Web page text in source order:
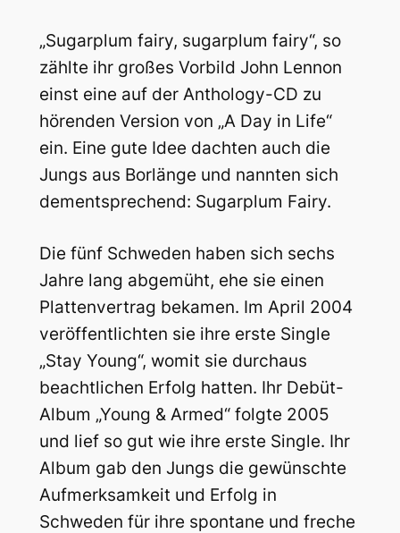
„Sugarplum fairy, sugarplum fairy“, so
zählte ihr großes Vorbild John Lennon
einst eine auf der Anthology-CD zu
hörenden Version von „A Day in Life“
ein. Eine gute Idee dachten auch die
Jungs aus Borlänge und nannten sich
dementsprechend: Sugarplum Fairy.
Die fünf Schweden haben sich sechs
Jahre lang abgemüht, ehe sie einen
Plattenvertrag bekamen. Im April 2004
veröffentlichten sie ihre erste Single
„Stay Young“, womit sie durchaus
beachtlichen Erfolg hatten. Ihr Debüt-
Album „Young & Armed“ folgte 2005
und lief so gut wie ihre erste Single. Ihr
Album gab den Jungs die gewünschte
Aufmerksamkeit und Erfolg in
Schweden für ihre spontane und freche